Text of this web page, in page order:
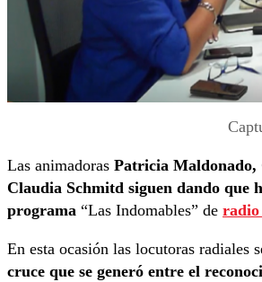
Las animadoras Patricia
Claudia Schmitd siguen dando que
programa “Las Indomables” de
En esta ocasión las locutoras radiales
cruce que se generó entre el